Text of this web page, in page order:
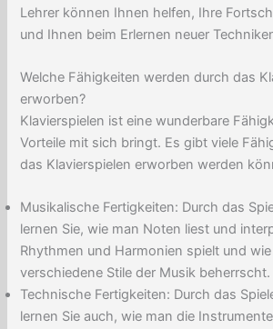
Lehrer können Ihnen helfen, Ihre
und Ihnen beim Erlernen neuer
Welche Fähigkeiten werden durch das
erworben?
Klavierspielen ist eine wunderbare
Vorteile mit sich bringt. Es gibt viele
das Klavierspielen erworben werden
Musikalische Fertigkeiten: Durch das
lernen Sie, wie man Noten liest und
Rhythmen und Harmonien spielt und
verschiedene Stile der Musik beherrscht.
Technische Fertigkeiten: Durch das
lernen Sie auch, wie man die